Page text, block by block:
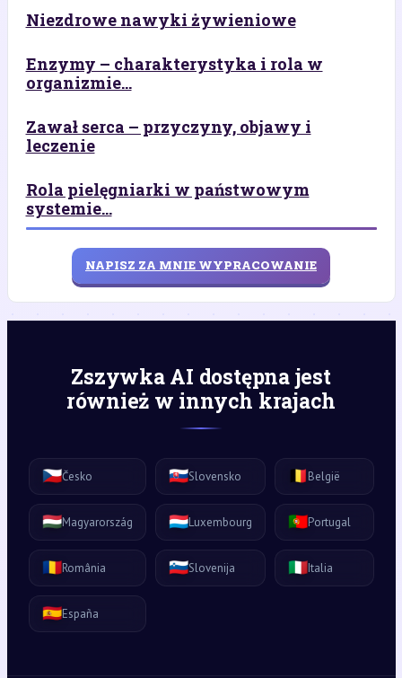
Niezdrowe nawyki żywieniowe
Enzymy – charakterystyka i rola w
organizmie...
Zawał serca – przyczyny, objawy i
leczenie
Rola pielęgniarki w państwowym
systemie...
NAPISZ ZA MNIE WYPRACOWANIE
Zszywka AI dostępna jest
również w innych krajach
🇨🇿Česko 🇸🇰Slovensko 🇧🇪België
🇭🇺Magyarország 🇱🇺Luxembourg 🇵🇹Portugal
🇷🇴România 🇸🇮Slovenija 🇮🇹Italia
🇪🇸España